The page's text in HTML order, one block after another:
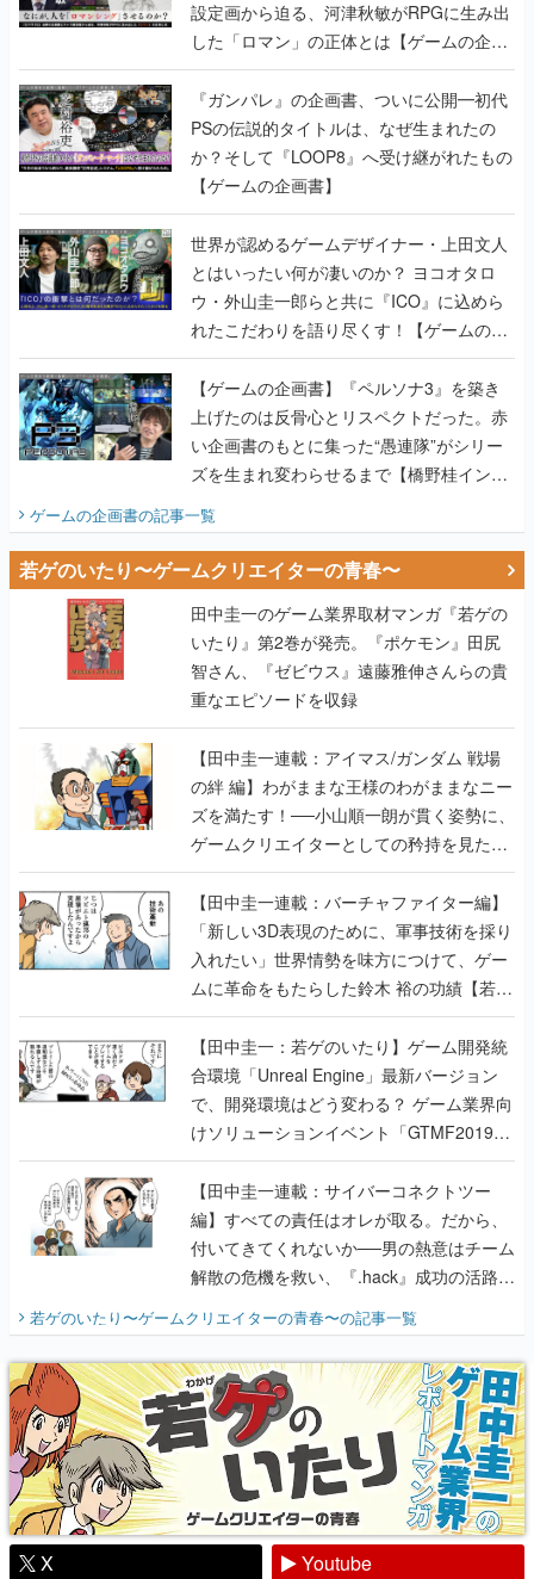
設定画から迫る、河津秋敏がRPGに生み出
した「ロマン」の正体とは【ゲームの企画
書】
『ガンパレ』の企画書、ついに公開━初代
PSの伝説的タイトルは、なぜ生まれたの
か？そして『LOOP8』へ受け継がれたもの
【ゲームの企画書】
世界が認めるゲームデザイナー・上田文人
とはいったい何が凄いのか？ ヨコオタロ
ウ・外山圭一郎らと共に『ICO』に込めら
れたこだわりを語り尽くす！【ゲームの企
画書】
【ゲームの企画書】『ペルソナ3』を築き
上げたのは反骨心とリスペクトだった。赤
い企画書のもとに集った“愚連隊”がシリー
ズを生まれ変わらせるまで【橋野桂インタ
ビュー】
ゲームの企画書の記事一覧
若ゲのいたり〜ゲームクリエイターの青春〜
田中圭一のゲーム業界取材マンガ『若ゲの
いたり』第2巻が発売。『ポケモン』田尻
智さん、『ゼビウス』遠藤雅伸さんらの貴
重なエピソードを収録
【田中圭一連載：アイマス/ガンダム 戦場
の絆 編】わがままな王様のわがままなニー
ズを満たす！──小山順一朗が貫く姿勢に、
ゲームクリエイターとしての矜持を見た
【若ゲのいたり最終回】
【田中圭一連載：バーチャファイター編】
「新しい3D表現のために、軍事技術を採り
入れたい」世界情勢を味方につけて、ゲー
ムに革命をもたらした鈴木 裕の功績【若ゲ
のいたり】
【田中圭一：若ゲのいたり】ゲーム開発統
合環境「Unreal Engine」最新バージョン
で、開発環境はどう変わる？ ゲーム業界向
けソリューションイベント「GTMF2019」
に行って、より理解を深めよう【PR】
【田中圭一連載：サイバーコネクトツー
編】すべての責任はオレが取る。だから、
付いてきてくれないか──男の熱意はチーム
解散の危機を救い、『.hack』成功の活路を
開く。業界の快男児・松山 洋に流れる血は
『少年ジャンプ』色だった【若ゲのいた
り】
若ゲのいたり〜ゲームクリエイターの青春〜の記事一覧
X
Youtube